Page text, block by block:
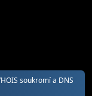
soukromí a DNS